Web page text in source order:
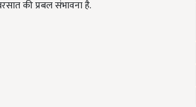
की प्रबल संभावना है.